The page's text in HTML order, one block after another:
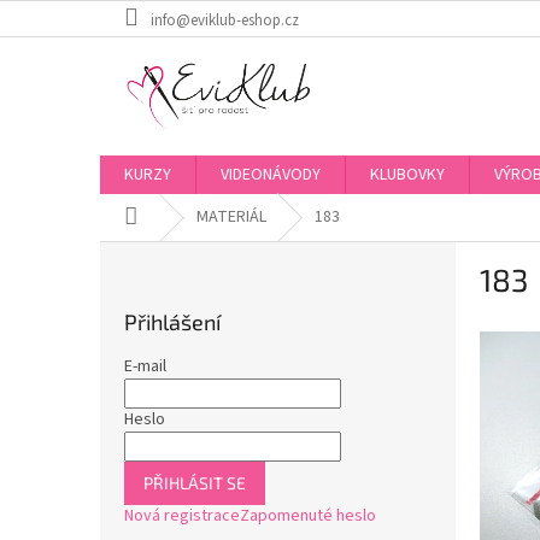
na
info@eviklub-eshop.cz
KURZY VIDEONÁVODY KLUBOVKY
Domů MATERIÁL 183
Přihlášení
E-mail
Heslo
PŘIHLÁSIT SE
Nová registraceZapomenuté heslo
183